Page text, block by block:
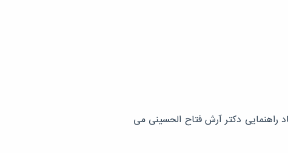
راهنمایی دکتر آرش فتاح الحسینی می